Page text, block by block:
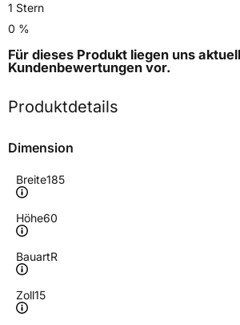
1 Stern
0 %
Für dieses Produkt liegen uns
Kundenbewertungen vor.
Produktdetails
Dimension
Breite185
Höhe60
BauartR
Zoll15